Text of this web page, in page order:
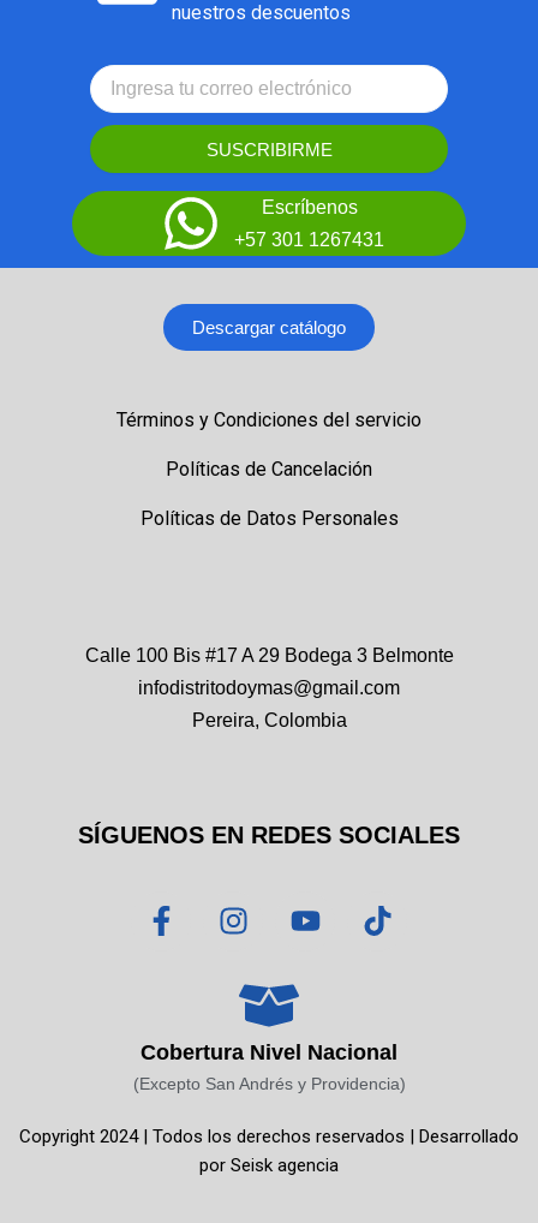
nuestros descuentos
SUSCRIBIRME
Escríbenos
+57 301 1267431
Descargar catálogo
Términos y Condiciones del servicio
Políticas de Cancelación
Políticas de Datos Personales
Calle 100 Bis #17 A 29 Bodega 3 Belmonte
infodistritodoymas@gmail.com
Pereira, Colombia
SÍGUENOS EN REDES SOCIALES
F
a
o
o
-
I
n
t
a
g
r
m
Y
o
b
e
T
i
k
Cobertura Nivel Nacional
(Excepto San Andrés y Providencia)
Copyright 2024 | Todos los derechos reservados | Desarrollado
por Seisk agencia